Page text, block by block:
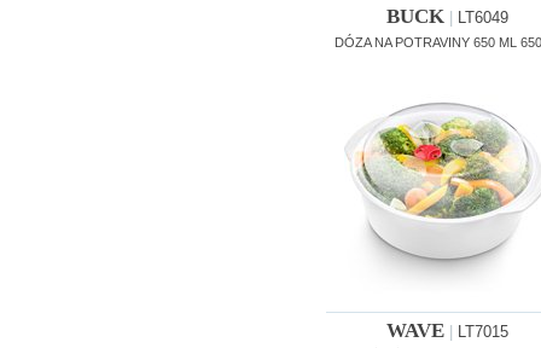
BUCK| LT6049
DÓZA NA POTRAVINY 650 ML
WAVE| LT7015